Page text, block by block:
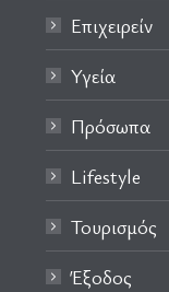
Επιχειρείν
Υγεία
Πρόσωπα
Lifestyle
Τουρισμός
Έξοδος